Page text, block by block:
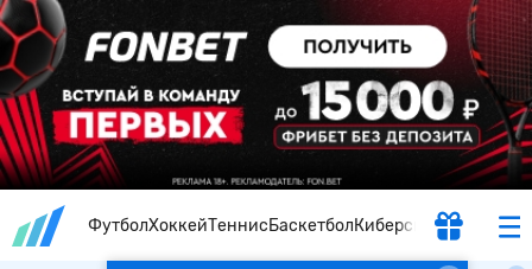
ФутболХоккейТеннисБаскетболКиберспорт